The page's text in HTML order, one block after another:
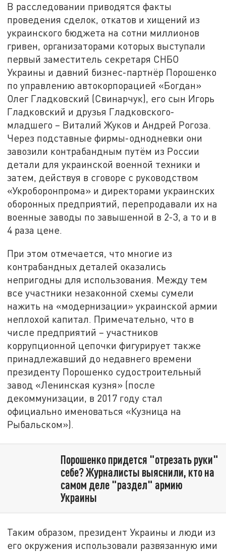
В расследовании приводятся факты
проведения сделок, откатов и хищений из
украинского бюджета на сотни миллионов
гривен, организаторами которых выступали
первый заместитель секретаря СНБО
Украины и давний бизнес-партнёр Порошенко
по управлению автокорпорацией «Богдан»
Олег Гладковский (Свинарчук), его сын Игорь
Гладковский и друзья Гладковского-
младшего – Виталий Жуков и Андрей Рогоза.
Через подставные фирмы-однодневки они
завозили контрабандным путём из России
детали для украинской военной техники и
затем, действуя в сговоре с руководством
«Укроборонпрома» и директорами украинских
оборонных предприятий, перепродавали их на
военные заводы по завышенной в 2-3, а то и в
4 раза цене.
При этом отмечается, что многие из
контрабандных деталей оказались
непригодны для использования. Между тем
все участники незаконной схемы сумели
нажить на «модернизации» украинской армии
неплохой капитал. Примечательно, что в
числе предприятий – участников
коррупционной цепочки фигурирует также
принадлежавший до недавнего времени
президенту Порошенко судостроительный
завод «Ленинская кузня» (после
декоммунизации, в 2017 году стал
официально именоваться «Кузница на
Рыбальском»).
Порошенко придется "отрезать руки"
себе? Журналисты выяснили, кто на
самом деле "раздел" армию
Украины
Таким образом, президент Украины и люди из
его окружения использовали развязанную ими